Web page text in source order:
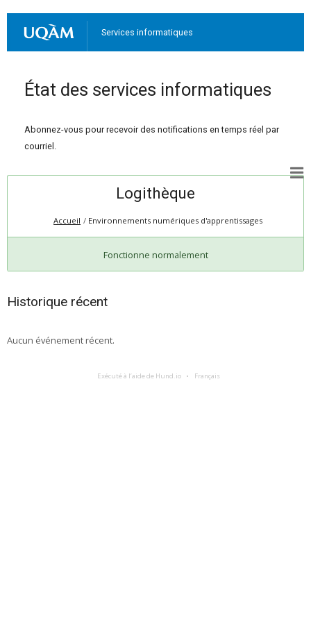
Services informatiques
État des services informatiques
Abonnez-vous pour recevoir des notifications en temps réel par
courriel.
Logithèque
Accueil Environnements numériques d'apprentissages
Fonctionne normalement
Historique récent
Aucun événement récent.
Exécuté à l’aide de Hund.io Français